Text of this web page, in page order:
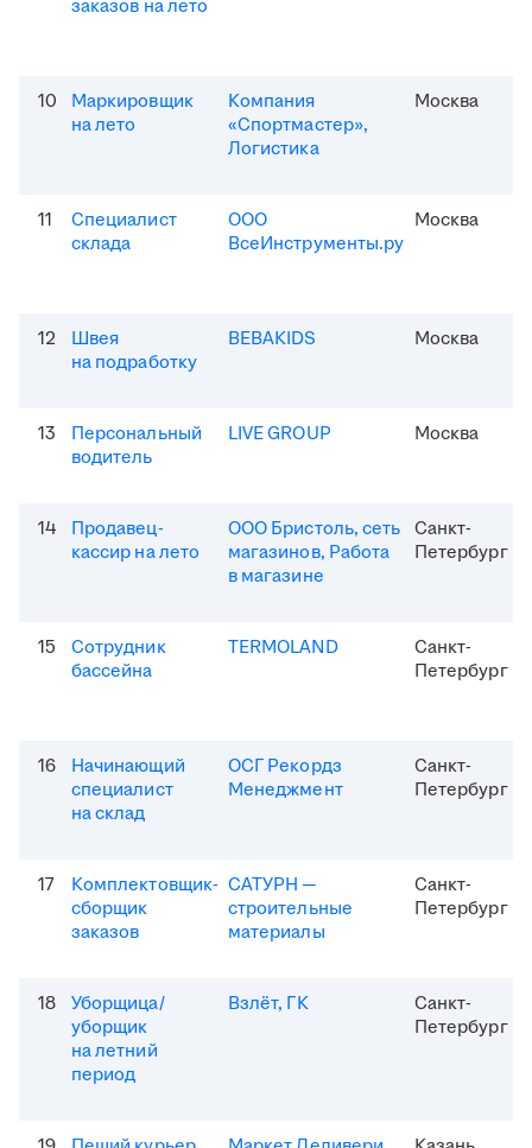
заказов на лето
10
Маркировщик
на лето
Компания
«Спортмастер»,
Логистика
Москва
11
Специалист
склада
ООО
ВсеИнструменты.ру
Москва
12
Швея
на подработку
BEBAKIDS Москва
13
Персональный
водитель
LIVE GROUP Москва
14
Продавец-
кассир на лето
ООО Бристоль, сеть
магазинов, Работа
в магазине
Санкт-
Петербург
15
Сотрудник
бассейна
TERMOLAND
Санкт-
Петербург
16
Начинающий
специалист
на склад
ОСГ Рекордз
Менеджмент
Санкт-
Петербург
17
Комплектовщик-
сборщик
заказов
САТУРН —
строительные
материалы
Санкт-
Петербург
18
Уборщица/
уборщик
на летний
период
Взлёт, ГК
Санкт-
Петербург